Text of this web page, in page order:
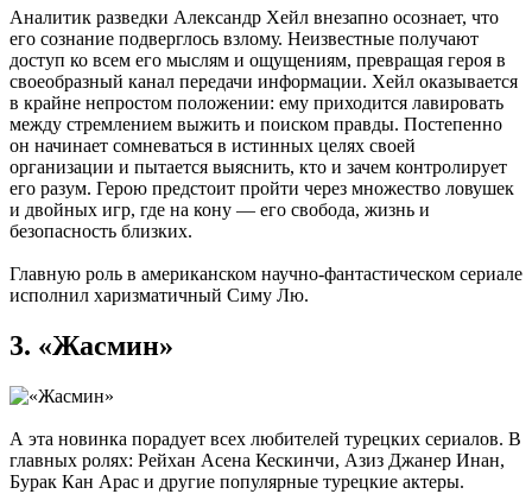
Аналитик разведки Александр Хейл внезапно осознает, что
его сознание подверглось взлому. Неизвестные получают
доступ ко всем его мыслям и ощущениям, превращая героя в
своеобразный канал передачи информации. Хейл оказывается
в крайне непростом положении: ему приходится лавировать
между стремлением выжить и поиском правды. Постепенно
он начинает сомневаться в истинных целях своей
организации и пытается выяснить, кто и зачем контролирует
его разум. Герою предстоит пройти через множество ловушек
и двойных игр, где на кону — его свобода, жизнь и
безопасность близких.
Главную роль в американском научно-фантастическом сериале
исполнил харизматичный Симу Лю.
3. «Жасмин»
А эта новинка порадует всех любителей турецких сериалов. В
главных ролях: Рейхан Асена Кескинчи, Азиз Джанер Инан,
Бурак Кан Арас и другие популярные турецкие актеры.